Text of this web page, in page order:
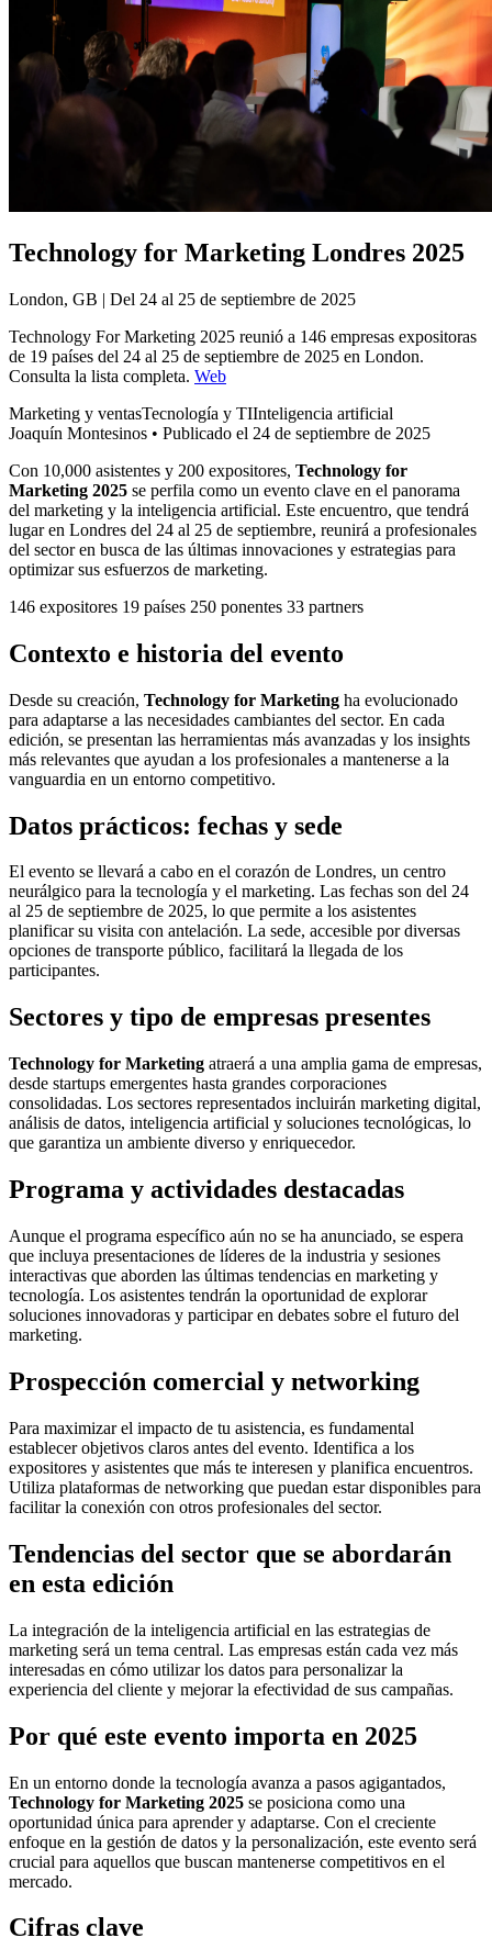
Technology for Marketing Londres 2025
London, GB | Del 24 al 25 de septiembre de 2025
Technology For Marketing 2025 reunió a 146 empresas expositoras
de 19 países del 24 al 25 de septiembre de 2025 en London.
Consulta la lista completa. Web
Marketing y ventasTecnología y TIInteligencia artificial
Joaquín Montesinos • Publicado el 24 de septiembre de 2025
Con 10,000 asistentes y 200 expositores, Technology for
Marketing 2025 se perfila como un evento clave en el panorama
del marketing y la inteligencia artificial. Este encuentro, que tendrá
lugar en Londres del 24 al 25 de septiembre, reunirá a profesionales
del sector en busca de las últimas innovaciones y estrategias para
optimizar sus esfuerzos de marketing.
146 expositores 19 países 250 ponentes 33 partners
Contexto e historia del evento
Desde su creación, Technology for Marketing ha evolucionado
para adaptarse a las necesidades cambiantes del sector. En cada
edición, se presentan las herramientas más avanzadas y los insights
más relevantes que ayudan a los profesionales a mantenerse a la
vanguardia en un entorno competitivo.
Datos prácticos: fechas y sede
El evento se llevará a cabo en el corazón de Londres, un centro
neurálgico para la tecnología y el marketing. Las fechas son del 24
al 25 de septiembre de 2025, lo que permite a los asistentes
planificar su visita con antelación. La sede, accesible por diversas
opciones de transporte público, facilitará la llegada de los
participantes.
Sectores y tipo de empresas presentes
Technology for Marketing atraerá a una amplia gama de empresas,
desde startups emergentes hasta grandes corporaciones
consolidadas. Los sectores representados incluirán marketing digital,
análisis de datos, inteligencia artificial y soluciones tecnológicas, lo
que garantiza un ambiente diverso y enriquecedor.
Programa y actividades destacadas
Aunque el programa específico aún no se ha anunciado, se espera
que incluya presentaciones de líderes de la industria y sesiones
interactivas que aborden las últimas tendencias en marketing y
tecnología. Los asistentes tendrán la oportunidad de explorar
soluciones innovadoras y participar en debates sobre el futuro del
marketing.
Prospección comercial y networking
Para maximizar el impacto de tu asistencia, es fundamental
establecer objetivos claros antes del evento. Identifica a los
expositores y asistentes que más te interesen y planifica encuentros.
Utiliza plataformas de networking que puedan estar disponibles para
facilitar la conexión con otros profesionales del sector.
Tendencias del sector que se abordarán
en esta edición
La integración de la inteligencia artificial en las estrategias de
marketing será un tema central. Las empresas están cada vez más
interesadas en cómo utilizar los datos para personalizar la
experiencia del cliente y mejorar la efectividad de sus campañas.
Por qué este evento importa en 2025
En un entorno donde la tecnología avanza a pasos agigantados,
Technology for Marketing 2025 se posiciona como una
oportunidad única para aprender y adaptarse. Con el creciente
enfoque en la gestión de datos y la personalización, este evento será
crucial para aquellos que buscan mantenerse competitivos en el
mercado.
Cifras clave